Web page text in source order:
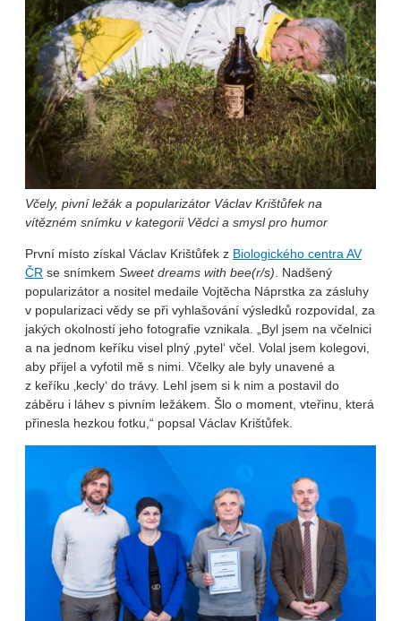
Včely, pivní ležák a popularizátor Václav Krištůfek na
vítězném snímku v kategorii Vědci a smysl pro humor
První místo získal Václav Krištůfek z Biologického centra AV
ČR se snímkem Sweet dreams with bee(r/s). Nadšený
popularizátor a nositel medaile Vojtěcha Náprstka za zásluhy
v popularizaci vědy se při vyhlašování výsledků rozpovídal, za
jakých okolností jeho fotografie vznikala. „Byl jsem na včelnici
a na jednom keříku visel plný ‚pytel‘ včel. Volal jsem kolegovi,
aby přijel a vyfotil mě s nimi. Včelky ale byly unavené a
z keříku ‚kecly‘ do trávy. Lehl jsem si k nim a postavil do
záběru i láhev s pivním ležákem. Šlo o moment, vteřinu, která
přinesla hezkou fotku,“ popsal Václav Krištůfek.